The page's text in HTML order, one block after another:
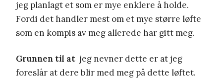
jeg planlagt et som er mye enklere å holde.
Fordi det handler mest om et mye større løfte
som en kompis av meg allerede har gitt meg.
Grunnen til at jeg nevner dette er at jeg
foreslår at dere blir med meg på dette løftet.